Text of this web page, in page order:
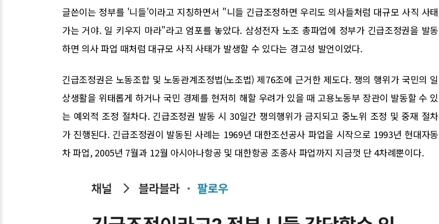
글쓴이는 정부를 '니들'이라고 지칭하면서 "니들 긴급조정하면 우리도 의사들처럼 대규모 사직 사태
가는 거야. 일 키우지 마라"라고 엄포를 놓았다. 삼성전자 노조 총파업에 정부가 긴급조정권을 발동
하면 의사 파업 때처럼 대규모 사직 사태가 발생할 수 있다는 경고성 발언이었다.
긴급조정권은 노동조합 및 노동관계조정법(노조법) 제76조에 근거한 제도다. 쟁의 행위가 국민의 일
상생활을 위태롭게 하거나 국민 경제를 현저히 해할 우려가 있을 때 고용노동부 장관이 발동할 수 있
는 예외적 조정 절차다. 긴급조정권 발동 시 30일간 쟁의행위가 금지되고 중노위 조정 및 중재 절차
가 진행된다. 긴급조정권이 발동된 사례는 1969년 대한조선공사 파업을 시작으로 1993년 현대자동
차 파업, 2005년 7월과 12월 아시아나항공 및 대한항공 조종사 파업까지 지금껏 단 4차례뿐이다.